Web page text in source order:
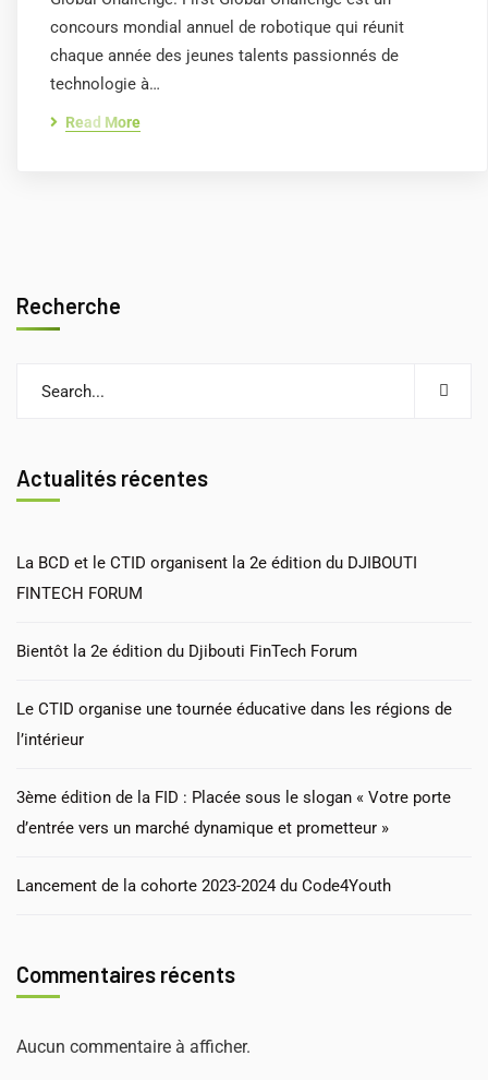
concours mondial annuel de robotique qui réunit
chaque année des jeunes talents passionnés de
technologie à…
Read More
Recherche
Actualités récentes
La BCD et le CTID organisent la 2e édition du DJIBOUTI
FINTECH FORUM
Bientôt la 2e édition du Djibouti FinTech Forum
Le CTID organise une tournée éducative dans les régions de
l’intérieur
3ème édition de la FID : Placée sous le slogan « Votre porte
d’entrée vers un marché dynamique et prometteur »
Lancement de la cohorte 2023-2024 du Code4Youth
Commentaires récents
Aucun commentaire à afficher.